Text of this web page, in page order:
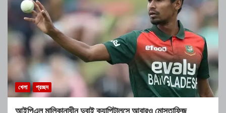
খেলা প্রচ্ছদ
আইপিএল মালিকানাধীন দুবাই ক্যাপিটালসে আবারও মোস্তাফিজ